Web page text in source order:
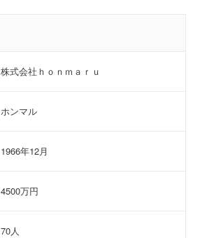
株式会社ｈｏｎｍａｒｕ
ホンマル
1966年12月
4500万円
70人